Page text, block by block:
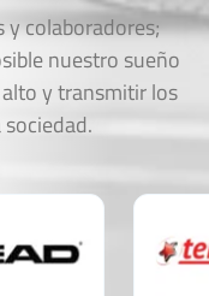
y colaboradores;
nuestro sueño
y transmitir los